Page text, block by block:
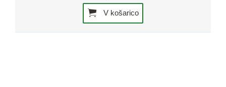
V košarico